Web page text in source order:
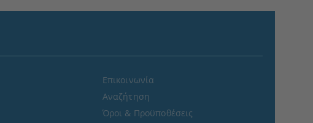
Επικοινωνία
Αναζήτηση
Όροι & Προϋποθέσεις